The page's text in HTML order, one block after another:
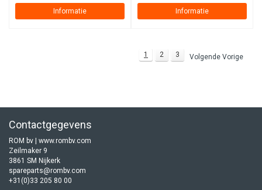
Informatie Informatie
1 2 3 Volgende Vorige
Contactgegevens
ROM bv | www.rombv.com
Zeilmaker 9
3861 SM Nijkerk
spareparts@rombv.com
+31(0)33 205 80 00